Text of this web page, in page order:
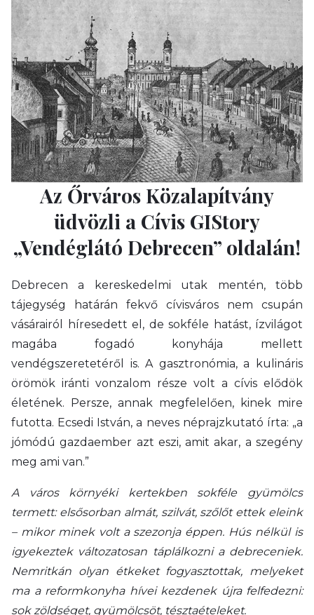
Az Őrváros Közalapítvány
üdvözli a Cívis GIStory
„Vendéglátó Debrecen” oldalán!
Debrecen a kereskedelmi utak mentén, több
tájegység határán fekvő cívisváros nem csupán
vásárairól híresedett el, de sokféle hatást, ízvilágot
magába fogadó konyhája mellett
vendégszeretetéről is. A gasztronómia, a kulináris
örömök iránti vonzalom része volt a cívis elődök
életének. Persze, annak megfelelően, kinek mire
futotta. Ecsedi István, a neves néprajzkutató írta: „a
jómódú gazdaember azt eszi, amit akar, a szegény
meg ami van.”
A város környéki kertekben sokféle gyümölcs
termett: elsősorban almát, szilvát, szőlőt ettek eleink
– mikor minek volt a szezonja éppen. Hús nélkül is
igyekeztek változatosan táplálkozni a debreceniek.
Nemritkán olyan étkeket fogyasztottak, melyeket
ma a reformkonyha hívei kezdenek újra felfedezni:
sok zöldséget, gyümölcsöt, tésztaételeket.